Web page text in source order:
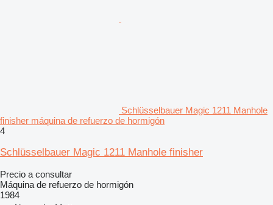
Schlüsselbauer Magic 1211 Manhole
finisher máquina de refuerzo de hormigón
4
Schlüsselbauer Magic 1211 Manhole finisher
Precio a consultar
Máquina de refuerzo de hormigón
1984